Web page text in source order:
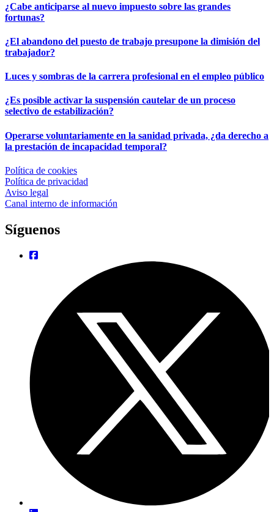
¿Cabe anticiparse al nuevo impuesto sobre las grandes
fortunas?
¿El abandono del puesto de trabajo presupone la dimisión del
trabajador?
Luces y sombras de la carrera profesional en el empleo público
¿Es posible activar la suspensión cautelar de un proceso
selectivo de estabilización?
Operarse voluntariamente en la sanidad privada, ¿da derecho a
la prestación de incapacidad temporal?
Política de cookies
Política de privacidad
Aviso legal
Canal interno de información
Síguenos